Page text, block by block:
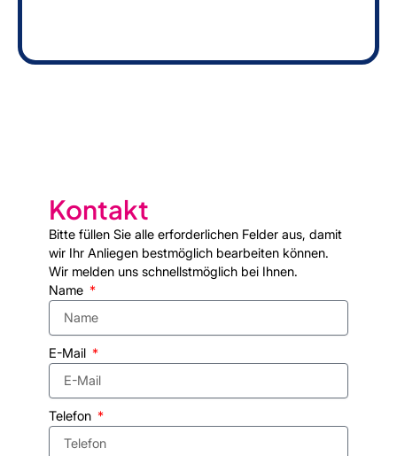
Kontakt
Bitte füllen Sie alle erforderlichen Felder aus, damit
wir Ihr Anliegen bestmöglich bearbeiten können.
Wir melden uns schnellstmöglich bei Ihnen.
Name
E-Mail
Telefon